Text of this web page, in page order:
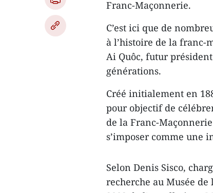
Franc-Maçonnerie.
C’est ici que de
à l’histoire de la franc-
Ai Quôc, futur
générations.
Créé initialement en
pour objectif de
de la Franc-
s’imposer comme
Selon Denis Sisco,
recherche au Musée